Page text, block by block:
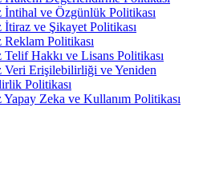
İntihal ve Özgünlük Politikası
ve Şikayet Politikası
Politikası
Hakkı ve Lisans Politikası
Veri Erişilebilirliği ve Yeniden
Politikası
Zeka ve Kullanım Politikası